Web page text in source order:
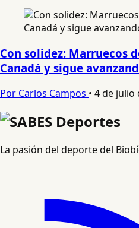
Con solidez: Marruecos
Canadá y sigue
Por Carlos Campos • 4 de julio
La pasión del deporte del